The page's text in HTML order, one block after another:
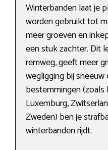
Winterbanden laat je
worden gebruikt tot
meer groeven en
een stuk zachter. Dit
remweg, geeft meer
wegligging bij
bestemmingen
Luxemburg,
Zweden) ben je
winterbanden rijdt.